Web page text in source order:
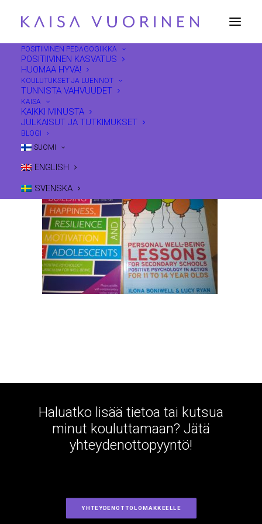
POSITIIVINEN PEDAGOGIIKKA
POSITIIVINEN KASVATUS
HUOMAA HYVÄ!
KOULUTUKSET JA LUENNOT
TUNNISTA VAHVUUDET
KAISA
KAIKKI MINUSTA
JULKAISUT JA TUTKIMUKSET
BLOGI
SUOMI
ENGLISH
SVENSKA
WP_20150724_09_32_13_Pro
Home
Luonteenvahvuudet
WP_20150724_09_32_13_Pro
Haluatko lisää tietoa tai kutsua
minut kouluttamaan? Jätä
yhteydenottopyyntö!
YHTEYDENOTTOLOMAKKEELLE